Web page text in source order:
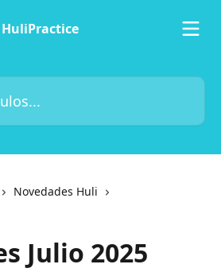
Novedades Huli
Julio 2025